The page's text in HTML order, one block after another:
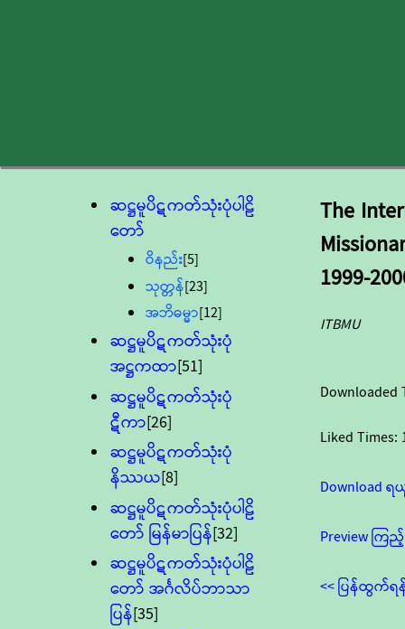
ဆဋ္ဌမူပိဋကတ်သုံးပုံပါဠိ
တော်
ဝိနည်း[5]
သုတ္တန်[23]
အဘိဓမ္မာ[12]
ဆဋ္ဌမူပိဋကတ်သုံးပုံ
အဋ္ဌကထာ[51]
ဆဋ္ဌမူပိဋကတ်သုံးပုံ
ဋီကာ[26]
ဆဋ္ဌမူပိဋကတ်သုံးပုံ
နိဿယ[8]
ဆဋ္ဌမူပိဋကတ်သုံးပုံပါဠိ
တော် မြန်မာပြန်[32]
ဆဋ္ဌမူပိဋကတ်သုံးပုံပါဠိ
တော် အင်္ဂလိပ်ဘာသာ
ပြန်[35]
The
1999-
ITBMU
Downloaded
Liked Times:
Download
Preview ကြ
<< ပြန်ထွက်ရ